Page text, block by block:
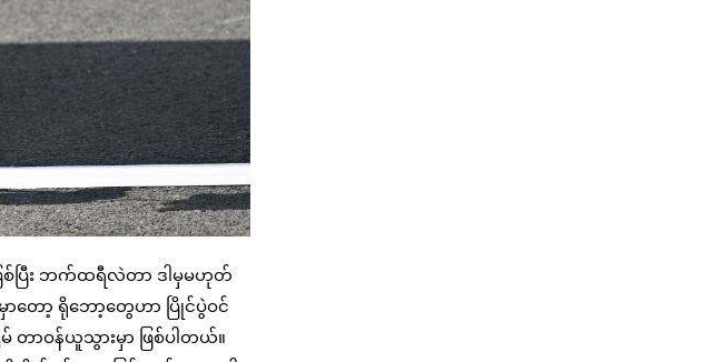
ြစ်ပြီး ဘက်ထရီလဲတာ ဒါမှမဟုတ်
တော့ ရိုဘော့တွေဟာ ပြိုင်ပွဲဝင်
ာဝန်ယူသွားမှာ ဖြစ်ပါတယ်။